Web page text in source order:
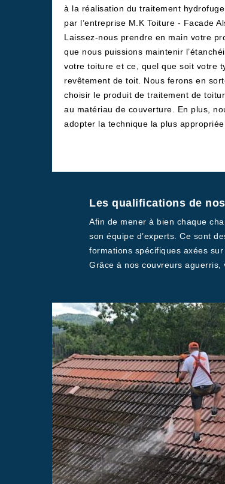
à la réalisation du traitement
par l’entreprise M.K Toiture - Facade
Laissez-nous prendre en main votre
que nous puissions maintenir
votre toiture et ce, quel que soit votre
revêtement de toit. Nous ferons en
choisir le produit de traitement de
au matériau de couverture. En plus,
adopter la technique la plus appropriée.
Les qualifications de
Afin de mener à bien chaque
son équipe d’experts. Ce sont
formations spécifiques axées
Grâce à nos couvreurs aguerris,